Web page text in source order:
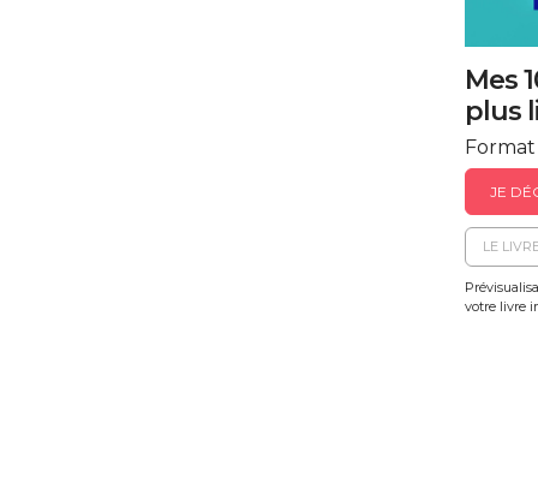
Mes
plus
Format
JE
LE
votre livre